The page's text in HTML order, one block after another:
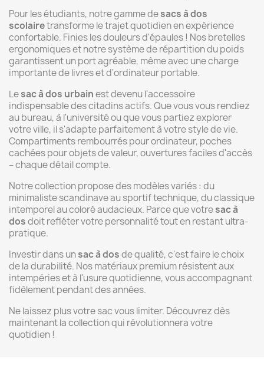
Pour les étudiants, notre gamme desacs à dos
scolairetransforme le trajet quotidien en expérience
confortable. Finies les douleurs d'épaules ! Nos bretelles
ergonomiques et notre système de répartition du poids
garantissent un port agréable, même avec une charge
importante de livres et d'ordinateur portable.
Lesac à dos urbainest devenu l'accessoire
indispensable des citadins actifs. Que vous vous rendiez
au bureau, à l'université ou que vous partiez explorer
votre ville, il s'adapte parfaitement à votre style de vie.
Compartiments rembourrés pour ordinateur, poches
cachées pour objets de valeur, ouvertures faciles d'accès
– chaque détail compte.
Notre collection propose des modèles variés : du
minimaliste scandinave au sportif technique, du classique
intemporel au coloré audacieux. Parce que votresac à
dosdoit refléter votre personnalité tout en restant ultra-
pratique.
Investir dans unsac à dosde qualité, c'est faire le choix
de la durabilité. Nos matériaux premium résistent aux
intempéries et à l'usure quotidienne, vous accompagnant
fidèlement pendant des années.
Ne laissez plus votre sac vous limiter. Découvrez dès
maintenant la collection qui révolutionnera votre
quotidien !